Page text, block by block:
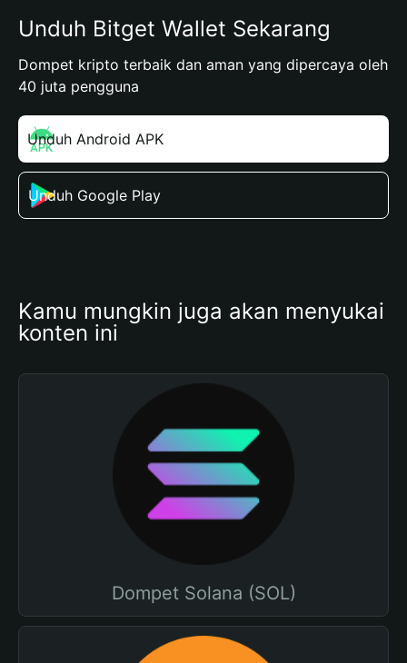
Unduh Bitget Wallet Sekarang
Dompet kripto terbaik dan aman yang dipercaya oleh
40 juta pengguna
Unduh Android APK
Unduh Google Play
Kamu mungkin juga akan menyukai
konten ini
Dompet Solana (SOL)